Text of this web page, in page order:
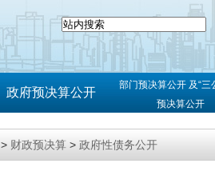
政府预决算公开
部门预决算公开 及“三
预决算公开
> 财政预决算 > 政府性债务公开